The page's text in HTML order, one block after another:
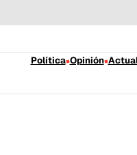
Política Opinión